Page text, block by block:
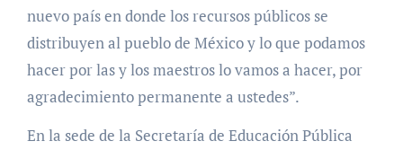
nuevo país en donde los recursos públicos se
distribuyen al pueblo de México y lo que podamos
hacer por las y los maestros lo vamos a hacer, por
agradecimiento permanente a ustedes”.
En la sede de la Secretaría de Educación Pública